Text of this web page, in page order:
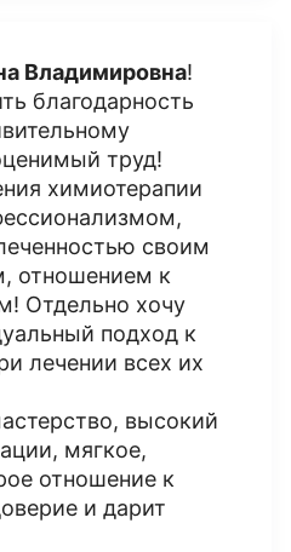
Владимировна!
благодарность
труд!
химиотерапии
своим
отношением к
Отдельно хочу
подход к
лечении всех их
высокий
мягкое,
отношение к
и дарит